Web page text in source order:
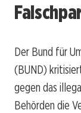
Der Bund für
(BUND)
gegen das
Behörden die